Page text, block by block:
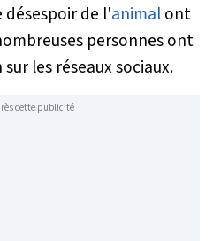
de l'animalont
personnes ont
les réseaux sociaux.
cette publicité